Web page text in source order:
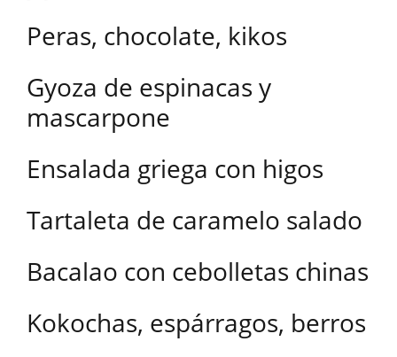
Peras, chocolate, kikos
Gyoza de espinacas y
mascarpone
Ensalada griega con higos
Tartaleta de caramelo salado
Bacalao con cebolletas chinas
Kokochas, espárragos, berros